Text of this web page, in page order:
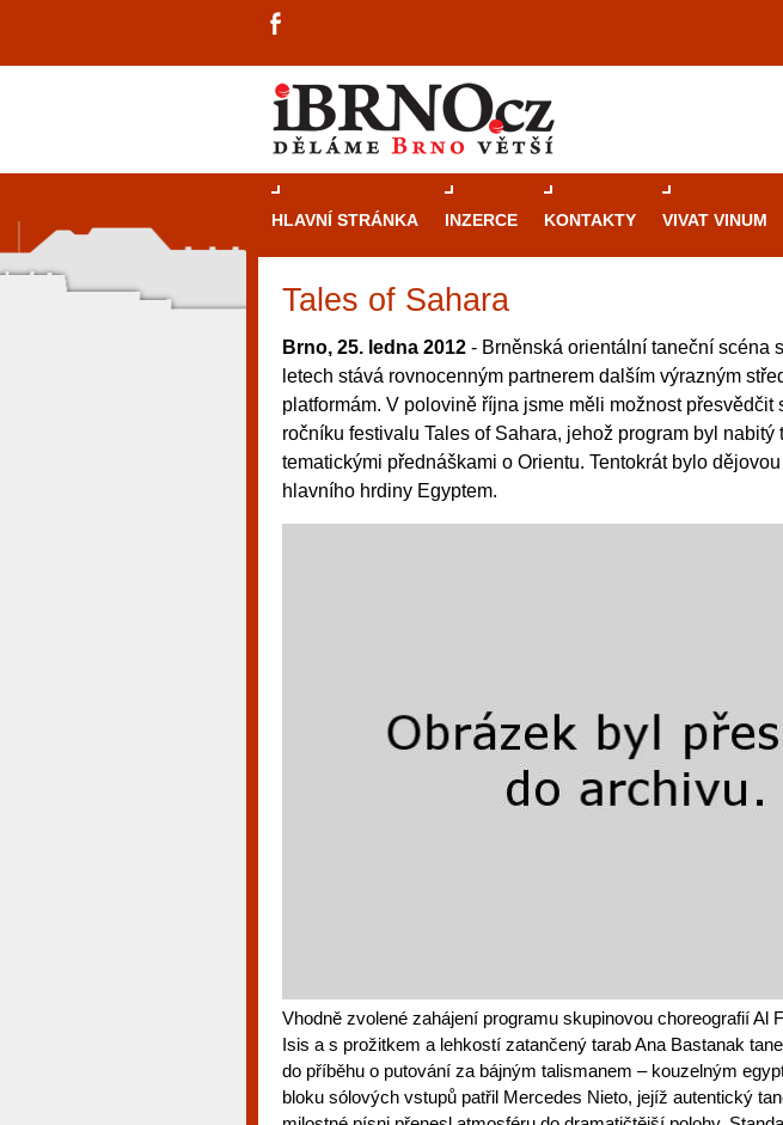
HLAVNÍ STRÁNKA INZERCE KONTAKTY VIVAT VINUM
Tales of Sahara
Brno, 25. ledna 2012 - Brněnská orientální taneční scéna
letech stává rovnocenným partnerem dalším výrazným
platformám. V polovině října jsme měli možnost přesvědčit
ročníku festivalu Tales of Sahara, jehož program byl nabitý
tematickými přednáškami o Orientu. Tentokrát bylo
hlavního hrdiny Egyptem.
Vhodně zvolené zahájení programu skupinovou choreografií Al
Isis a s prožitkem a lehkostí zatančený tarab Ana Bastanak
do příběhu o putování za bájným talismanem – kouzelným
bloku sólových vstupů patřil Mercedes Nieto, jejíž autentický
rulety po video
Brno je městem
restaurace, divadla a
místem, kde si můžete
různé kasinové hry. V
návštěvníky, tak pro příležitostné hráče. V...